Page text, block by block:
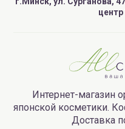
Интернет-магазин
японской косметики.
Доставка